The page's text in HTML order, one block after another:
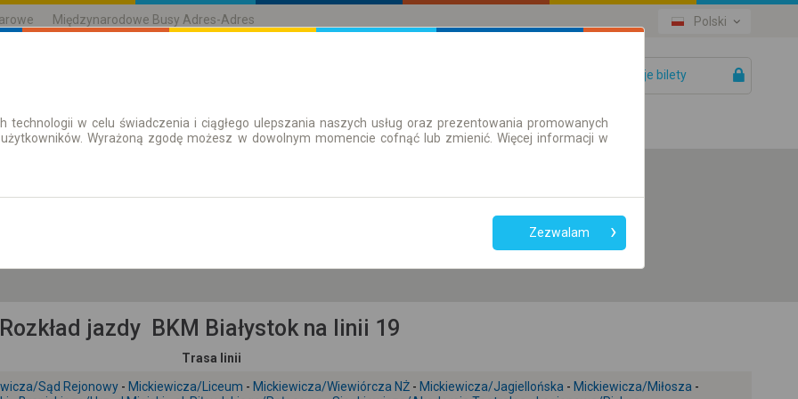
Międzynarodowe Busy Adres-Adres Polski
Twoje bilety
| Bilety Bilety okresowe
przesiadek
Tylko bilet online
Rozkład jazdy BKM Białystok na linii 19
Trasa linii
Sąd Rejonowy - Mickiewicza/Liceum - Mickiewicza/Wiewiórcza NŻ - Mickiewicza/Jagiellońska - Mickiewicza/Miłosza -
technologii w celu świadczenia i ciągłego ulepszania naszych usług oraz prezentowania promowanych
Wyrażoną zgodę możesz w dowolnym momencie cofnąć lub zmienić. Więcej informacji w
Zezwalam